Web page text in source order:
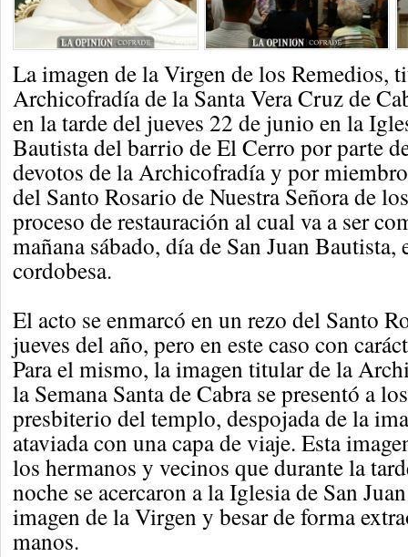
La imagen de la Virgen de los Remedios,
Archicofradía de la Santa Vera Cruz de
en la tarde del jueves 22 de junio en la
Bautista del barrio de El Cerro por parte
devotos de la Archicofradía y por
del Santo Rosario de Nuestra Señora de
proceso de restauración al cual va a ser
mañana sábado, día de San Juan Bautista,
cordobesa.
El acto se enmarcó en un rezo del Santo
jueves del año, pero en este caso con
Para el mismo, la imagen titular de la
la Semana Santa de Cabra se presentó a
presbiterio del templo, despojada de la
ataviada con una capa de viaje. Esta
los hermanos y vecinos que durante la
noche se acercaron a la Iglesia de San
imagen de la Virgen y besar de forma
manos.